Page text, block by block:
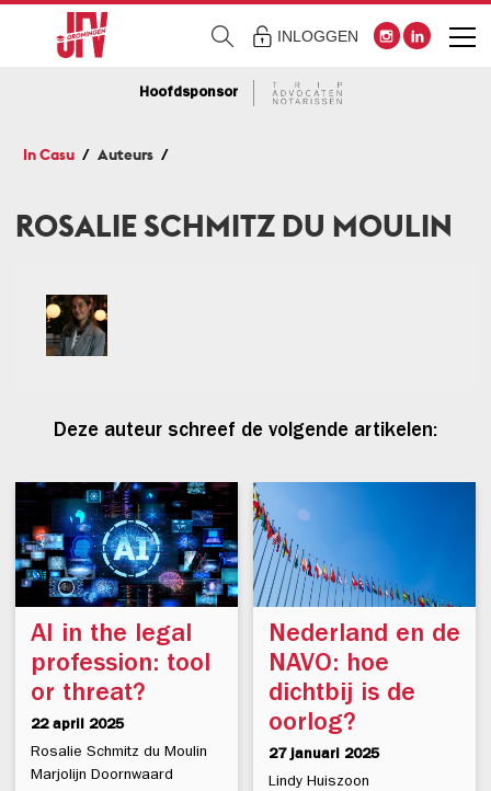
INLOGGEN
Hoofdsponsor
In Casu Auteurs
ROSALIE SCHMITZ DU MOULIN
Deze auteur schreef de volgende artikelen:
AI in the legal
profession: tool
or threat?
22 april 2025
Rosalie Schmitz du Moulin
Marjolijn Doornwaard
Nederland en de
NAVO: hoe
dichtbij is de
oorlog?
27 januari 2025
Lindy Huiszoon